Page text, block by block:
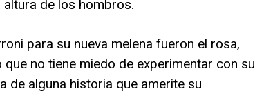
de los hombros.
para su nueva melena fueron el rosa,
no tiene miedo de experimentar con su
de alguna historia que amerite su